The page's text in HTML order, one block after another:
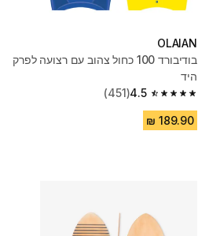
OLAIAN
בודיבורד 100 כחול צהוב עם רצועה לפרק
היד
4.5
4.5 out of 5 stars from 451 reviews
(451)